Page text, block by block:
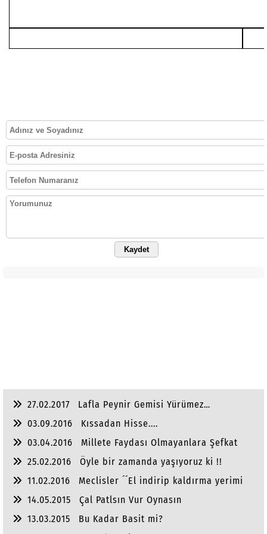
Kaydet
27.02.2017
Lafla Peynir Gemisi Yürümez…
03.09.2016
Kıssadan Hisse....
03.04.2016
Millete Faydası Olmayanlara Şefkat
25.02.2016
Öyle bir zamanda yaşıyoruz ki !!
11.02.2016
Meclisler ´´El indirip kaldırma yerimi
14.05.2015
Çal Patlsın Vur Oynasın
13.03.2015
Bu Kadar Basit mi?